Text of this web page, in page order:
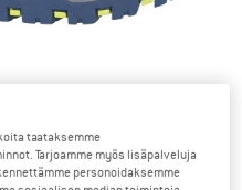
taataksemme
Tarjoamme myös lisäpalveluja
personoidaksemme